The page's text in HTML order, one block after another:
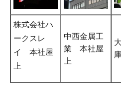
株式会社ハ
ークスレ
イ 本社屋
上
中西金属工
業 本社屋
上